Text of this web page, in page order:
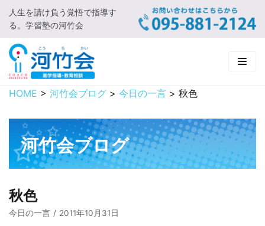
コ
ン
テ
ン
ツ
に
キ
プ
人生を請け負う覚悟で指導す
る。学習塾の河竹会
HOME
新着情報
□ お知らせ
河竹会について
□ 河竹会について
□ 小学部
実 績
HOME > 河竹会ブログ > 今日の一言 > 秋色
河竹会ブログ
秋色
今日の一言 2011年10月31日